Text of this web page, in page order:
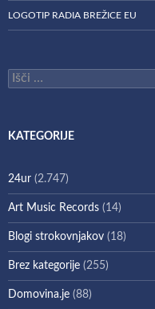
LOGOTIP RADIA BREŽICE EU
Išči:
KATEGORIJE
24ur (2.747)
Art Music Records (14)
Blogi strokovnjakov (18)
Brez kategorije (255)
Domovina.je (88)